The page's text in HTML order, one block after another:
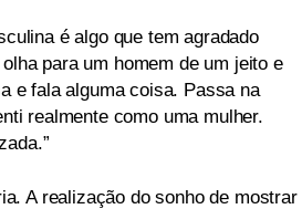
é algo que tem agradado
para um homem de um jeito e
e fala alguma coisa. Passa na
realmente como uma mulher.
A realização do sonho de mostrar